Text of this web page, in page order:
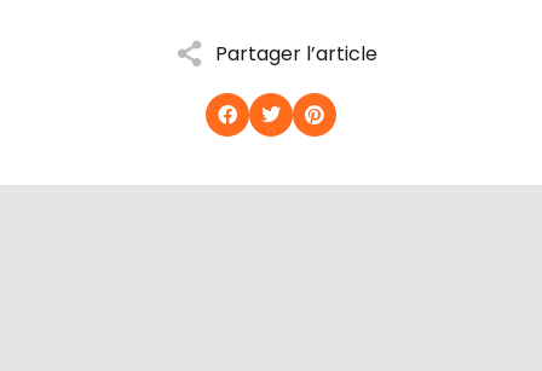
Partager l’article